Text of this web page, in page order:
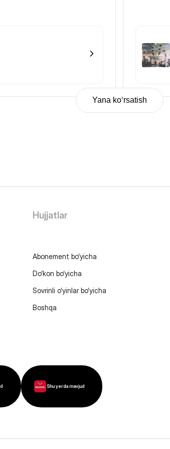
Yana ko‘rsatish
Hujjatlar
Abonement bo‘yicha
Do‘kon bo‘yicha
Sovrinli o‘yinlar bo‘yicha
Boshqa
Shu yerda mavjud